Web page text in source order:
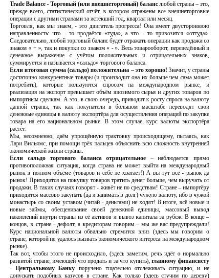
Trade Balance - Торговый (или внешнеторговый) баланс любой страны – это,
прежде всего, статистический отчёт, в котором отражены все внешнеторговые
операции с другими странами за истёкший год, квартал или месяц.
Торговля, как мы знаем, - это двигатель прогресса! Она имеет двустороннюю
направленность: что – то продаётся «туда», а что – то привозится «оттуда».
Следовательно, любой торговый баланс будет отражать операции как продажи со
знаком « + », так и покупки со знаком « - ». Весь товарооборот, переведённый в
денежное выражение с учётом положительных и отрицательных знаков,
суммируется и называется «сальдо» торгового баланса.
Если итоговая сумма (сальдо) положительна – это хорошо! Значит, у страны
достаточно конкурентные товары (и производит она их больше чем сама может
потребить), которые пользуются спросом на международном рынке, и
реализация на экспорт превышает объём ввозимого сырья и других товаров по
импортным сделкам. А это, в свою очередь, приводит к росту спроса на валюту
данной страны, так как покупатели в большом масштабе переводят свои
денежные единицы в валюту экспортёра для осуществления операций по закупке
товара на его национальном рынке. В этом случае, курс валюты экспортёра
растёт.
Мы, несомненно, даём упрощённую трактовку происходящему, пытаясь, как
Лари Вильямс, при помощи трёх пальцев объяснить всю сложность внутренней
экономической жизни страны.
Если сальдо торгового баланса отрицательное –наблюдается прямо
противоположная ситуация, когда страна не может выйти на международный
рынок в полном объёме (товаров и себе не хватает!) А вы тут всё - рынок да
рынок! Приходится на покупку товаров тратить денег больше, чем выручать от
продажи. В таких случаях говорят - живёт не по средствам! Стране – импортёру
приходится массово закупать (да и занимать в долг) чужую валюту, ибо в чужой
монастырь со своим уставом (читай - деньгами) не ходят! В итоге, всё новые и
новые займы, обесценивание своей денежной единицы, массовый вывод
накоплений внутри страны из её активов и вывоз капитала за рубеж. В конце –
концов, в стране - дефолт, а кредиторам говорим – мы же вас предупреждали!
Курс национальной валюты обвально стремится вниз (здесь мы говорим о
стране, которой не удалось вызвать экономического интереса на международном
рынке).
Так вот, чтобы этого не происходило, (здесь заметим, речь идёт о нормально
развитой стране, имеющей что продать и за что купить),главному финансисту
- Центральному Банку поручено тщательно отслеживать ситуацию, и не
допускать подобных казусов в стране. Как только (здесь стучим по дереву)